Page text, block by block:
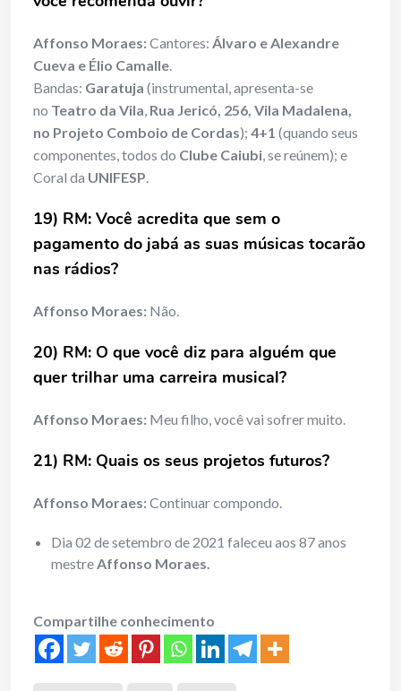
Affonso Moraes:Cantores: Álvaro e Alexandre
Cueva e Élio Camalle.
Bandas: Garatuja (instrumental, apresenta-se
no Teatro da Vila, Rua Jericó, 256, Vila Madalena,
no Projeto Comboio de Cordas); 4+1 (quando seus
componentes, todos do Clube Caiubi, se reúnem); e
Coral da UNIFESP.
19) RM: Você acredita que sem o
pagamento do jabá as suas músicas tocarão
nas rádios?
Affonso Moraes: Não.
20) RM: O que você diz para alguém que
quer trilhar uma carreira musical?
Affonso Moraes: Meu filho, você vai sofrer muito.
21) RM: Quais os seus projetos futuros?
Affonso Moraes:Continuar compondo.
Dia 02 de setembro de 2021 faleceu aos 87 anos
mestreAffonso Moraes.
Compartilhe conhecimento